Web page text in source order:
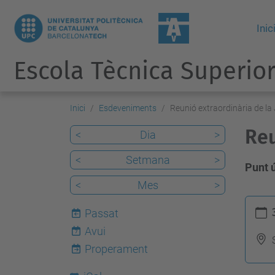
Inici
Escola Tècnica
Inici Esdeveniments Reunió extraordinària de la
Punt
< Dia
>
<
Setmana
>
<
Mes >
Passat
7
Avui
Properament